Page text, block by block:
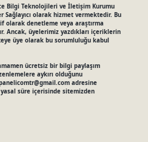
Bilgi Teknolojileri ve İletişim Kurumu
Sağlayıcı olarak hizmet vermektedir. Bu
denetleme veya araştırma
Ancak, üyelerimiz yazdıkları içeriklerin
üye olarak bu sorumluluğu kabul
ücretsiz bir bilgi paylaşım
aykırı olduğunu
adresine
süre içerisinde sitemizden